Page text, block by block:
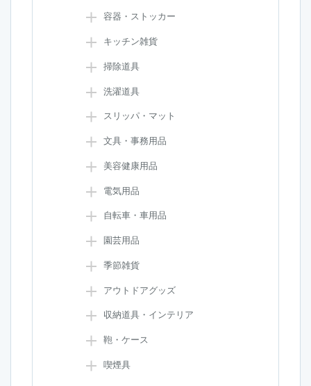
容器・ストッカー
キッチン雑貨
掃除道具
洗濯道具
スリッパ・マット
文具・事務用品
美容健康用品
電気用品
自転車・車用品
園芸用品
季節雑貨
アウトドアグッズ
収納道具・インテリア
鞄・ケース
喫煙具